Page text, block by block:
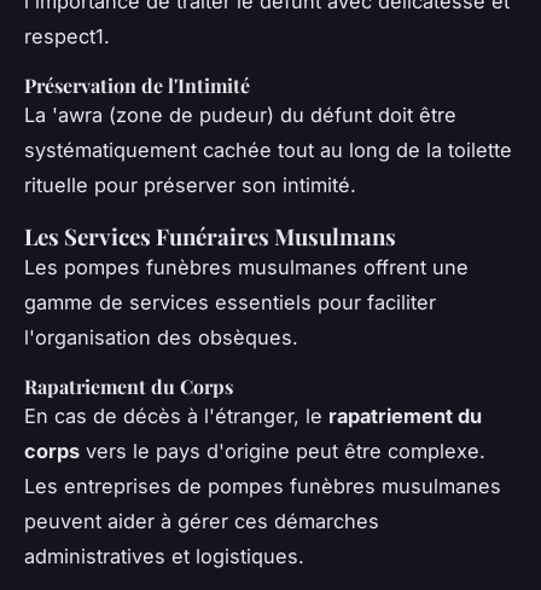
respect1.
Préservation de l'Intimité
La 'awra (zone de pudeur) du défunt doit être
systématiquement cachée tout au long de la toilette
rituelle pour préserver son intimité.
Les Services Funéraires Musulmans
Les pompes funèbres musulmanes offrent une
gamme de services essentiels pour faciliter
l'organisation des obsèques.
Rapatriement du Corps
En cas de décès à l'étranger, le rapatriement du
corps vers le pays d'origine peut être complexe.
Les entreprises de pompes funèbres musulmanes
peuvent aider à gérer ces démarches
administratives et logistiques.